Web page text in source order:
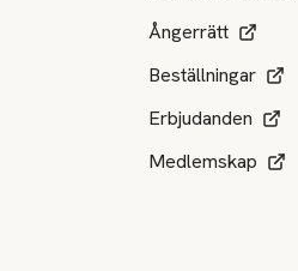
Ångerrätt
Beställningar
Erbjudanden
Medlemskap